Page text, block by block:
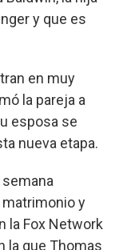
y que es
en muy
la pareja a
esposa se
nueva etapa.
y
la Fox Network
la que Thomas